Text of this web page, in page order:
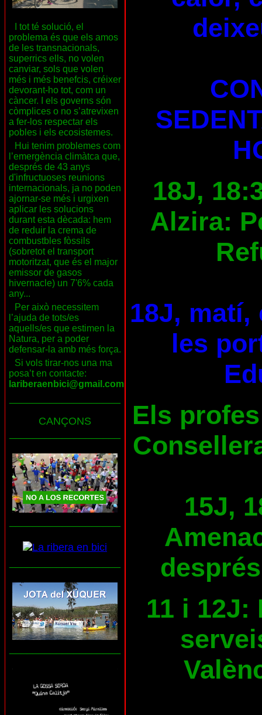
I tot té solució, el
problema és que els amos
de les transnacionals,
superrics ells, no volen
canviar, sols que volen
més i més benefcis, créixer
devorant-ho tot, com un
càncer. I els governs són
còmplices o no s’atrevixen
a fer-los respectar els
pobles i els ecosistemes.
Hui tenim problemes com
l’emergència climàtca que,
després de 43 anys
d'infructuoses reunions
internacionals, ja no poden
ajornar-se més i urgixen
aplicar les solucions
durant esta dècada: hem
de reduir la crema de
combustbles fòssils
(sobretot el transport
motoritzat, que és el major
emissor de gasos
hivernacle) un 7'6% cada
any...
Per això necessitem
l’ajuda de tots/es
aquells/es que estimen la
Natura, per a poder
defensar-la amb més força.
Si vols tirar-nos una ma
posa’t en contacte:
lariberaenbici@gmail.com
CANÇONS
18J,
Alzira:
18J, matí,
les
Els
15J,
11 i 12J: